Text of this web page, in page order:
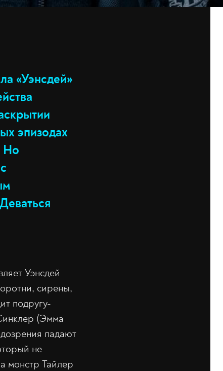
«Уэнсдей»
эпизодах
Но
Уэнсдей
сирены,
подругу-
(Эмма
падают
не
монстр Тайлер